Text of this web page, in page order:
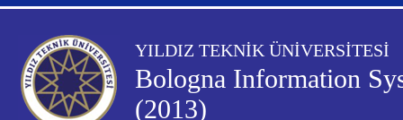
YILDIZ TEKNİK ÜNİVERSİTESİ
Bologna Information
(2013)